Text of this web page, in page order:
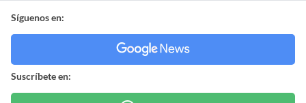
Síguenos en:
Suscríbete en: